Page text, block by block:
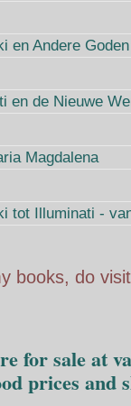
books, do
for sale at
prices and